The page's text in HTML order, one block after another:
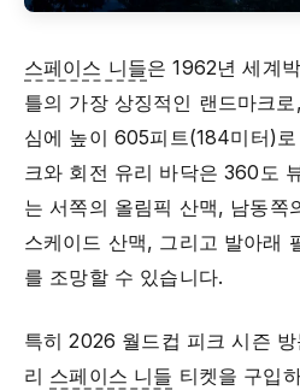
스페이스 니들은 1962년 세계
틀의 가장 상징적인 랜드마크
심에 높이 605피트(184미터)
크와 회전 유리 바닥은 360도
는 서쪽의 올림픽 산맥, 남동쪽
스케이드 산맥, 그리고 발아래
를 조망할 수 있습니다.
특히 2026 월드컵 피크 시즌
리 스페이스 니들 티켓을 구입